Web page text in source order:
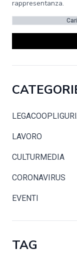
rappresentanza.
LAVORO
CULTURMEDIA
CORONAVIRUS
EVENTI
TAG